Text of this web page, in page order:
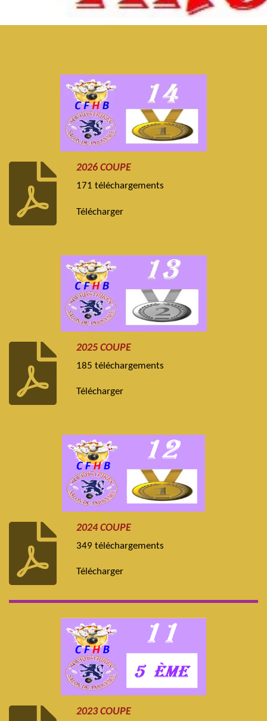
2026 COUPE
171 téléchargements
Télécharger
2025 COUPE
185 téléchargements
Télécharger
2024 COUPE
349 téléchargements
Télécharger
2023 COUPE